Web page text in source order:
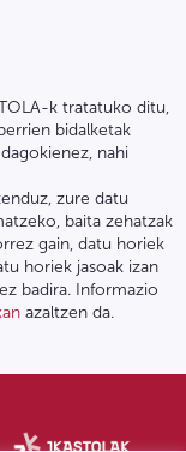
k tratatuko ditu,
bidalketak
nahi
zure datu
baita zehatzak
gain, datu horiek
horiek jasoak izan
badira. Informazio
azaltzen da.